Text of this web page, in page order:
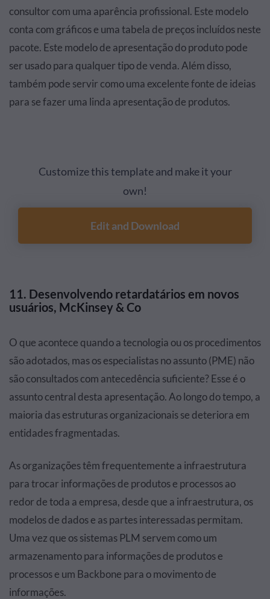
consultor com uma aparência profissional. Este modelo
conta com gráficos e uma tabela de preços incluídos neste
pacote. Este modelo de apresentação do produto pode
ser usado para qualquer tipo de venda. Além disso,
também pode servir como uma excelente fonte de ideias
para se fazer uma linda apresentação de produtos.
Customize this template and make it your
own!
Edit and Download
11. Desenvolvendo retardatários em novos
usuários, McKinsey & Co
O que acontece quando a tecnologia ou os procedimentos
são adotados, mas os especialistas no assunto (PME) não
são consultados com antecedência suficiente? Esse é o
assunto central desta apresentação. Ao longo do tempo, a
maioria das estruturas organizacionais se deteriora em
entidades fragmentadas.
As organizações têm frequentemente a infraestrutura
para trocar informações de produtos e processos ao
redor de toda a empresa, desde que a infraestrutura, os
modelos de dados e as partes interessadas permitam.
Uma vez que os sistemas PLM servem como um
armazenamento para informações de produtos e
processos e um Backbone para o movimento de
informações.